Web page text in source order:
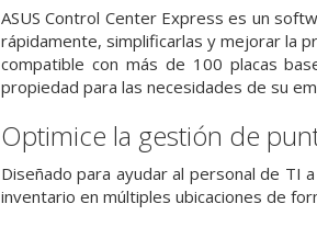
ASUS Control Center Express es un
rápidamente, simplificarlas y mejorar la
compatible con más de 100 placas
propiedad para las necesidades de su
Optimice la gestión de
Diseñado para ayudar al personal de TI
inventario en múltiples ubicaciones de